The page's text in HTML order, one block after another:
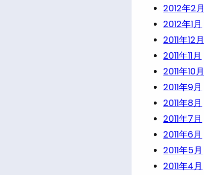
2012年2月
2012年1月
2011年12月
2011年11月
2011年10月
2011年9月
2011年8月
2011年7月
2011年6月
2011年5月
2011年4月